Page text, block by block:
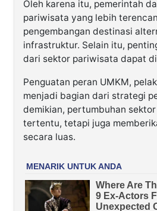
Oleh karena itu, pemerintah
pariwisata yang lebih
pengembangan destinasi
infrastruktur. Selain itu,
dari sektor pariwisata dapat
Penguatan peran UMKM,
menjadi bagian dari strategi
demikian, pertumbuhan
tertentu, tetapi juga
secara luas.